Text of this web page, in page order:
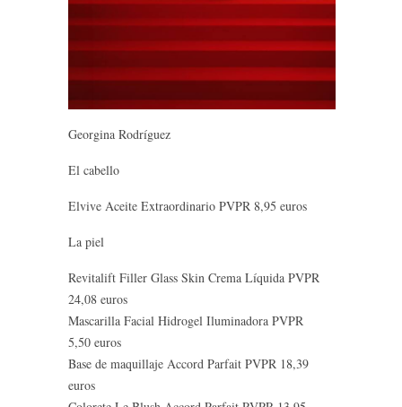
Georgina Rodríguez
El cabello
Elvive Aceite Extraordinario PVPR 8,95 euros
La piel
Revitalift Filler Glass Skin Crema Líquida PVPR
24,08 euros
Mascarilla Facial Hidrogel Iluminadora PVPR
5,50 euros
Base de maquillaje Accord Parfait PVPR 18,39
euros